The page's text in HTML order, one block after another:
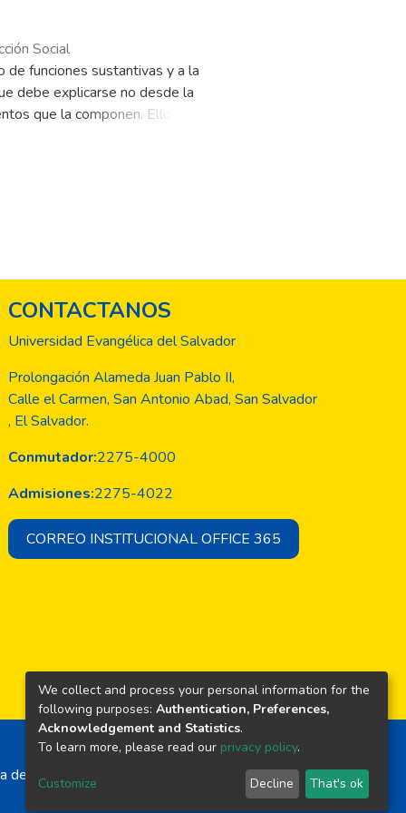
Social
de funciones sustantivas y a la
debe explicarse no desde la
que la componen. Ello
CONTACTANOS
Universidad Evangélica del Salvador
Prolongación Alameda Juan Pablo II,
Calle el Carmen, San Antonio Abad, San Salvador
, El Salvador.
Conmutador:2275-4000
Admisiones:2275-4022
CORREO INSTITUCIONAL OFFICE 365
El Salvador
We collect and process your personal information for the
following purposes: Authentication, Preferences,
Acknowledgement and Statistics.
To learn more, please read our privacy policy.
Customize Decline That's ok